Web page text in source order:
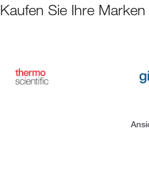
Kaufen Sie Ihre Marken